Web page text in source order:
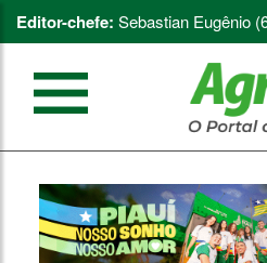
Editor-chefe: Sebastian Eugênio